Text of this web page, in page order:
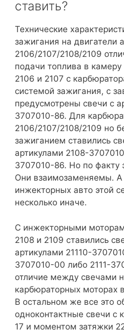
ставить?
Технические
зажигания на двигатели
2106/2107/2108/2109
подачи топлива в
2106 и 2107 с
системой зажигания, с
предусмотрены свечи с
3707010-86. Для
2106/2107/2108/2109 но
зажиганием ставились
артикулами 2108-
3707010-86. Но по факту
Они взаимозаменяемы. А
инжекторных авто этой
несколько иначе.
С инжекторными
2108 и 2109 ставились
артикулами 21110-
3707010-00 либо 2111-
отличие между свечами
карбюраторных моторах
В остальном же все это
одноконтактные свечи с
17 и моментом затяжки